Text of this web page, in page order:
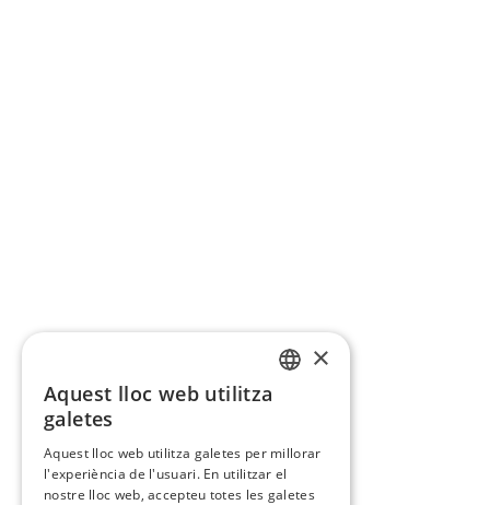
×
Aquest lloc web utilitza
galetes
Aquest lloc web utilitza galetes per millorar
l'experiència de l'usuari. En utilitzar el
nostre lloc web, accepteu totes les galetes